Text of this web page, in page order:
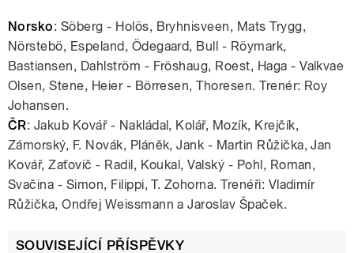
Norsko: Söberg - Holös, Bryhnisveen, Mats Trygg,
Nörstebö, Espeland, Ödegaard, Bull - Röymark,
Bastiansen, Dahlström - Fröshaug, Roest, Haga - Valkvae
Olsen, Stene, Heier - Börresen, Thoresen. Trenér: Roy
Johansen.
ČR: Jakub Kovář - Nakládal, Kolář, Mozík, Krejčík,
Zámorský, F. Novák, Pláněk, Jank - Martin Růžička, Jan
Kovář, Zaťovič - Radil, Koukal, Valský - Pohl, Roman,
Svačina - Simon, Filippi, T. Zohorna. Trenéři: Vladimír
Růžička, Ondřej Weissmann a Jaroslav Špaček.
SOUVISEJÍCÍ PŘÍSPĚVKY